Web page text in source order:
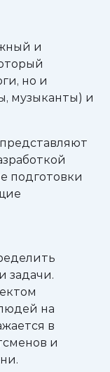
и
но и
музыканты) и
подготовки
задачи.
на
в
и